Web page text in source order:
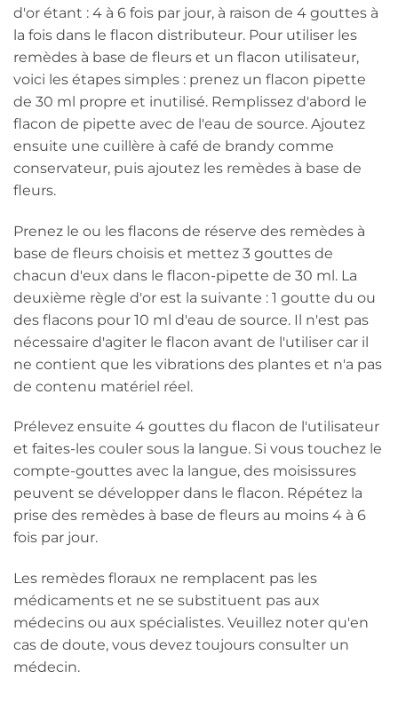
d'or étant : 4 à 6 fois par jour, à raison de 4 gouttes à
la fois dans le flacon distributeur. Pour utiliser les
remèdes à base de fleurs et un flacon utilisateur,
voici les étapes simples : prenez un flacon pipette
de 30 ml propre et inutilisé. Remplissez d'abord le
flacon de pipette avec de l'eau de source. Ajoutez
ensuite une cuillère à café de brandy comme
conservateur, puis ajoutez les remèdes à base de
fleurs.
Prenez le ou les flacons de réserve des remèdes à
base de fleurs choisis et mettez 3 gouttes de
chacun d'eux dans le flacon-pipette de 30 ml. La
deuxième règle d'or est la suivante : 1 goutte du ou
des flacons pour 10 ml d'eau de source. Il n'est pas
nécessaire d'agiter le flacon avant de l'utiliser car il
ne contient que les vibrations des plantes et n'a pas
de contenu matériel réel.
Prélevez ensuite 4 gouttes du flacon de l'utilisateur
et faites-les couler sous la langue. Si vous touchez le
compte-gouttes avec la langue, des moisissures
peuvent se développer dans le flacon. Répétez la
prise des remèdes à base de fleurs au moins 4 à 6
fois par jour.
Les remèdes floraux ne remplacent pas les
médicaments et ne se substituent pas aux
médecins ou aux spécialistes. Veuillez noter qu'en
cas de doute, vous devez toujours consulter un
médecin.